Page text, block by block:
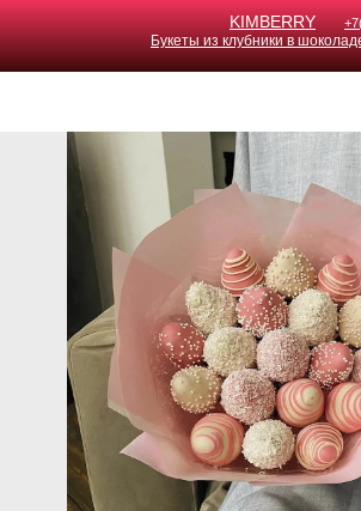
KIMBERRY
Букеты из клубники в